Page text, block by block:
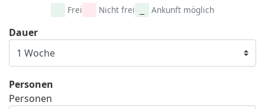
Frei Nicht frei Ankunft möglich
Dauer
Personen
Personen